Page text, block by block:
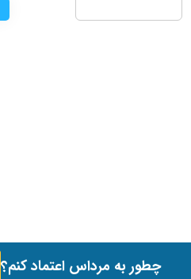
چطور به مرداس اعتماد کنم؟